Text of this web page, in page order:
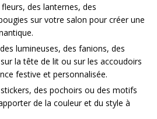
des lanternes, des
sur votre salon pour créer une
lumineuses, des fanions, des
la tête de lit ou sur les accoudoirs
festive et personnalisée.
des pochoirs ou des motifs
de la couleur et du style à